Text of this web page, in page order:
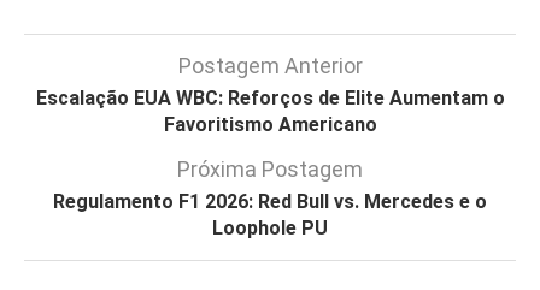
Postagem Anterior
Escalação EUA WBC: Reforços de Elite Aumentam o
Favoritismo Americano
Próxima Postagem
Regulamento F1 2026: Red Bull vs. Mercedes e o
Loophole PU